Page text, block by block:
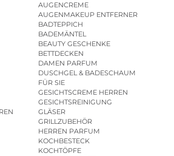
AUGENCREME
AUGENMAKEUP ENTFERNER
BADTEPPICH
BADEMÄNTEL
BEAUTY GESCHENKE
BETTDECKEN
DAMEN PARFUM
DUSCHGEL & BADESCHAUM
FÜR SIE
GESICHTSCREME HERREN
GESICHTSREINIGUNG
GLÄSER
GRILLZUBEHÖR
HERREN PARFUM
KOCHBESTECK
KOCHTÖPFE